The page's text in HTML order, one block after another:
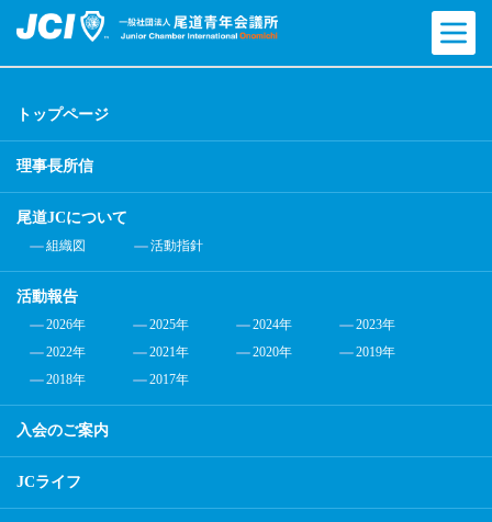
トップページ
理事長所信
尾道JCについて
組織図 活動指針
活動報告
2026年 2025年 2024年
2023年
2022年
2021年 2020年
2019年
2018年
2017年
入会のご案内
JCライフ